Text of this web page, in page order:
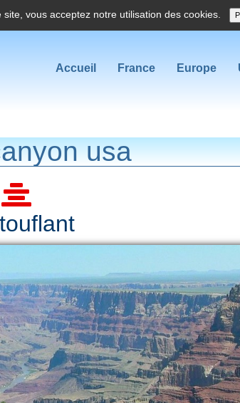
vous acceptez notre utilisation des cookies.
Accueil France Europe
usa